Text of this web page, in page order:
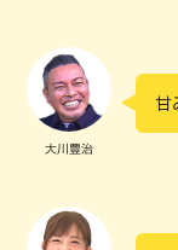
大川豊治
甘